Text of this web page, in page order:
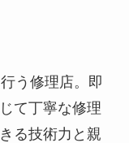
う修理店。即
て丁寧な修理
る技術力と親